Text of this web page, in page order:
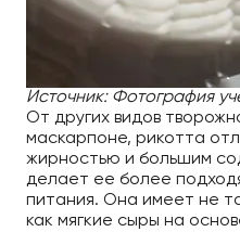
Источник: Фотография
От других видов
маскарпоне, рикотта
жирностью и большим
делает ее более
питания. Она имеет не
как мягкие сыры на